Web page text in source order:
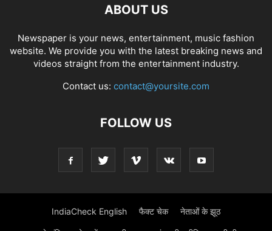
ABOUT US
Newspaper is your news, entertainment, music fashion
website. We provide you with the latest breaking news and
videos straight from the entertainment industry.
Contact us: contact@yoursite.com
FOLLOW US
IndiaCheck English फैक्ट चेक नेताओं के झूठ